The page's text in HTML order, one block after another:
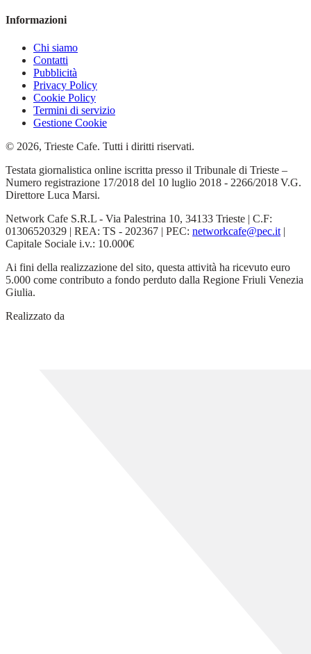
Informazioni
Chi siamo
Contatti
Pubblicità
Privacy Policy
Cookie Policy
Termini di servizio
Gestione Cookie
© 2026, Trieste Cafe. Tutti i diritti riservati.
Testata giornalistica online iscritta presso il Tribunale di Trieste –
Numero registrazione 17/2018 del 10 luglio 2018 - 2266/2018 V.G.
Direttore Luca Marsi.
Network Cafe S.R.L - Via Palestrina 10, 34133 Trieste | C.F:
01306520329 | REA: TS - 202367 | PEC: networkcafe@pec.it |
Capitale Sociale i.v.: 10.000€
Ai fini della realizzazione del sito, questa attività ha ricevuto euro
5.000 come contributo a fondo perduto dalla Regione Friuli Venezia
Giulia.
Realizzato da